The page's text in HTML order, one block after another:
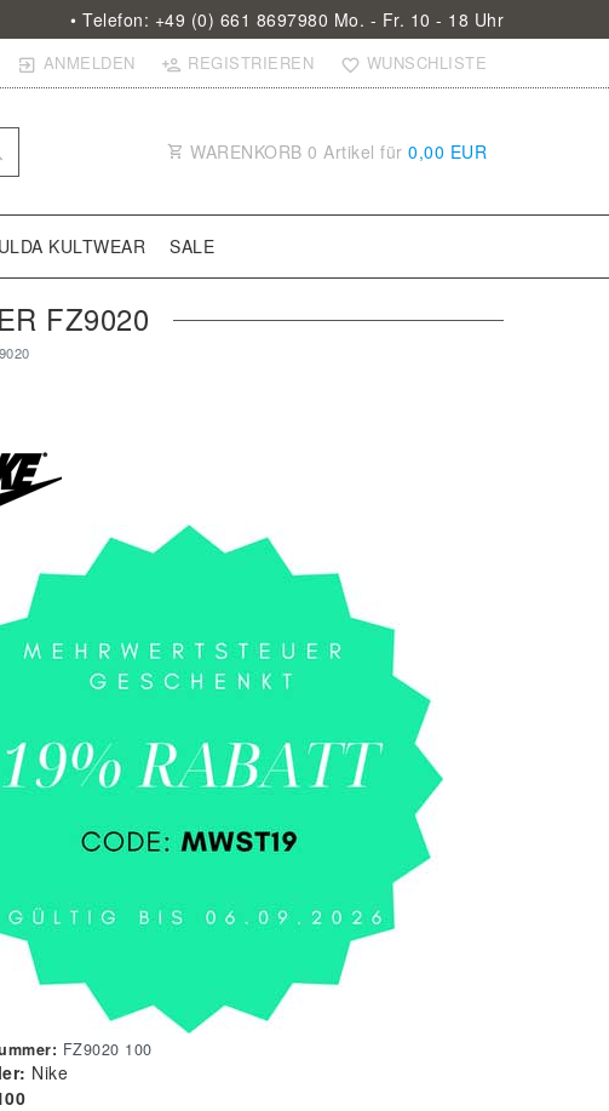
• Telefon: +49 (0) 661 8697980 Mo. - Fr. 10 - 18 Uhr
ANMELDEN REGISTRIEREN WUNSCHLISTE
WARENKORB 0 Artikel für 0,00 EUR
KULTWEAR SALE
FZ9020
FZ9020 100
Nike